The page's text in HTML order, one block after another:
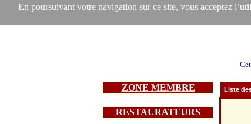
En poursuivant votre navigation sur ce site, vous acceptez
ZONE MEMBRE
RESTAURATEURS
Liste